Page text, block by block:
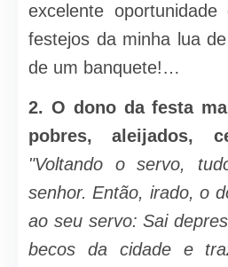
excelente
festejos da minha lua
de um banquete!…
2. O dono da festa
pobres, aleijados,
"Voltando o servo,
senhor. Então, irado, o
ao seu servo: Sai
becos da cidade e